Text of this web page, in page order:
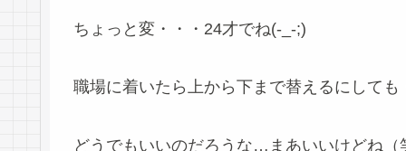
ちょっと変・・・24才でね(-_-;)
職場に着いたら上から下まで替えるにしても
どうでもいいのだろうな…まあいいけどね（